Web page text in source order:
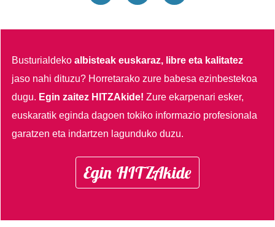
Busturialdekoalbisteak euskaraz, libre eta kalitatez
jaso nahi dituzu? Horretarako zure babesa ezinbestekoa
dugu. Egin zaitez HITZAkide!Zure ekarpenari esker,
euskaratik eginda dagoen tokiko informazio profesionala
garatzen eta indartzen lagunduko duzu.
Egin HITZAkide